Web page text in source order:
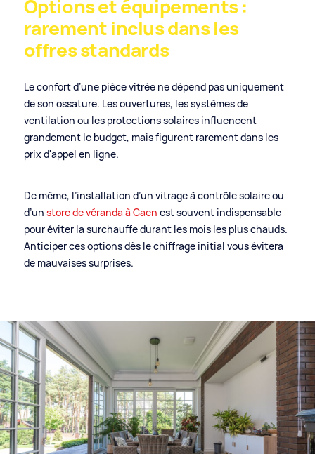
Options et équipements :
rarement inclus dans les
offres standards
Le confort d’une pièce vitrée ne dépend pas uniquement
de son ossature. Les ouvertures, les systèmes de
ventilation ou les protections solaires influencent
grandement le budget, mais figurent rarement dans les
prix d'appel en ligne.
De même, l’installation d’un vitrage à contrôle solaire ou
d’un store de véranda à Caen est souvent indispensable
pour éviter la surchauffe durant les mois les plus chauds.
Anticiper ces options dès le chiffrage initial vous évitera
de mauvaises surprises.